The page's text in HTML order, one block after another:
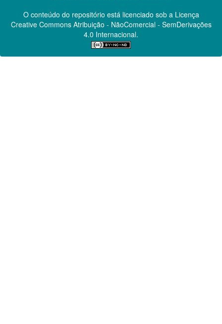
O conteúdo do repositório está licenciado sob a Licença
Creative CommonsAtribuição - NãoComercial - SemDerivações
4.0 Internacional.